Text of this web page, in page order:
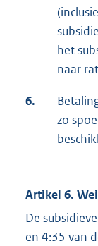
het
naar
6.
zo
Artikel 6.
De
en 4:35 van